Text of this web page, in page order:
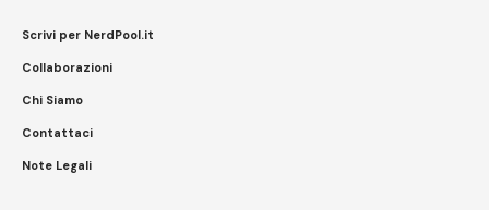
Scrivi per NerdPool.it
Collaborazioni
Chi Siamo
Contattaci
Note Legali